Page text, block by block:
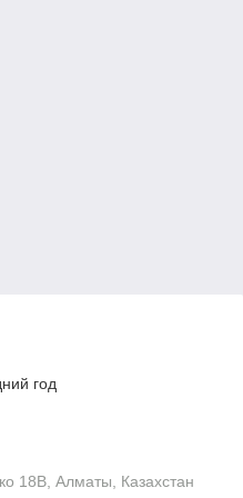
год
18В, Алматы, Казахстан